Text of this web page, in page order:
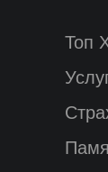
Топ